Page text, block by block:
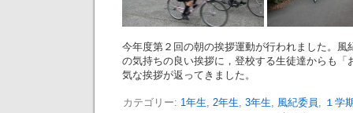
今年度第２回の朝の挨拶運動が行われました。風
の気持ちの良い挨拶に，登校する生徒達からも「
気な挨拶が返ってきました。
カテゴリー: 1年生, 2年生, 3年生, 風紀委員 , １学